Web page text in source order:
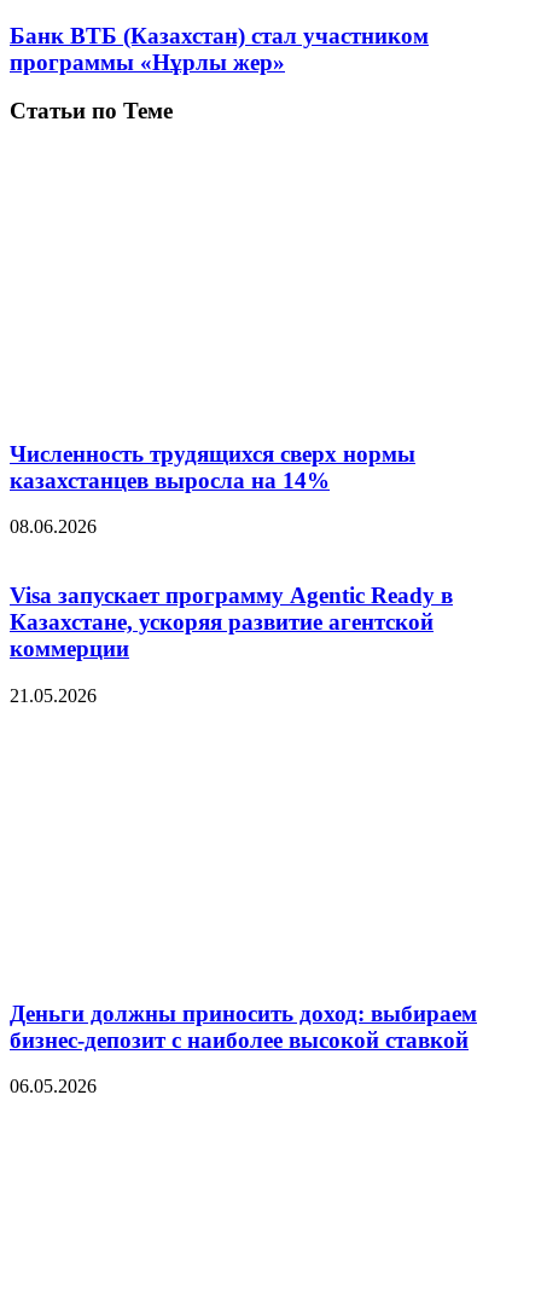
Банк ВТБ (Казахстан) стал участником
программы «Нұрлы жер»
Статьи по Теме
Численность трудящихся сверх нормы
казахстанцев выросла на 14%
08.06.2026
Visa запускает программу Agentic Ready в
Казахстане, ускоряя развитие агентской
коммерции
21.05.2026
Деньги должны приносить доход: выбираем
бизнес-депозит с наиболее высокой ставкой
06.05.2026